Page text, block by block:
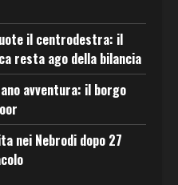
il centrodestra: il
resta ago della bilancia
avventura: il borgo
nei Nebrodi dopo 27